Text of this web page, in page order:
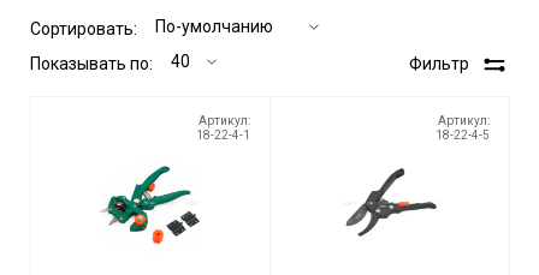
Сортировать:
Показывать по:
Фильтр
Артикул:
18-22-4-1
Артикул:
18-22-4-5